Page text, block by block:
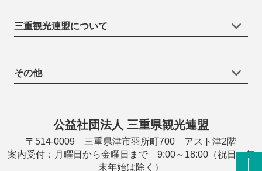
三重観光連盟について
その他
公益社団法人 三重県観光連盟
〒514-0009 三重県津市羽所町700 アスト津2階
案内受付：月曜日から金曜日まで 9:00～18:00（祝日・年
末年始は除く）